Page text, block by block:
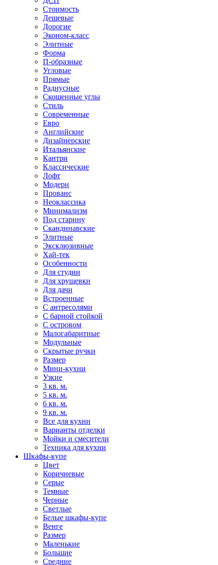
Стоимость
Дешевые
Дорогие
Эконом-класс
Элитные
Форма
П-образные
Угловые
Прямые
Радиусные
Скошенные углы
Стиль
Современные
Евро
Английские
Дизайнерские
Итальянские
Кантри
Классические
Лофт
Модерн
Прованс
Неоклассика
Минимализм
Под старину
Скандинавские
Элитные
Эксклюзивные
Хай-тек
Особенности
Для студии
Для хрущевки
Для дачи
Встроенные
С антресолями
С барной стойкой
С островом
Малогабаритные
Модульные
Скрытые ручки
Размер
Мини-кухни
Узкие
3 кв. м.
5 кв. м.
6 кв. м.
9 кв. м.
Все для кухни
Варианты отделки
Мойки и смесители
Техника для кухни
Шкафы-купе
Цвет
Коричневые
Серые
Темные
Черные
Светлые
Белые шкафы-купе
Венге
Размер
Маленькие
Большие
Средние